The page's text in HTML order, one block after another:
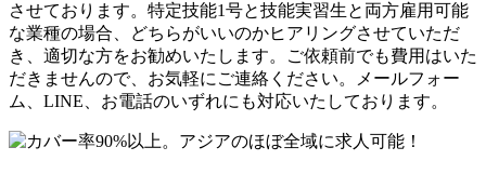
させております。特定技能1号と技能実習生と両方雇用可能
な業種の場合、どちらがいいのかヒアリングさせていただ
き、適切な方をお勧めいたします。ご依頼前でも費用はいた
だきませんので、お気軽にご連絡ください。メールフォー
ム、LINE、お電話のいずれにも対応いたしております。